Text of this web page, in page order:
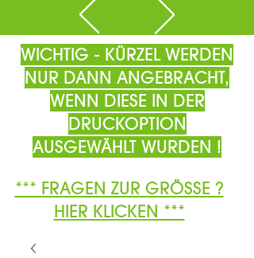
WICHTIG - KÜRZEL WERDEN
NUR DANN ANGEBRACHT,
WENN DIESE IN DER
DRUCKOPTION
AUSGEWÄHLT WURDEN !
*** FRAGEN ZUR GRÖSSE ?
HIER KLICKEN ***